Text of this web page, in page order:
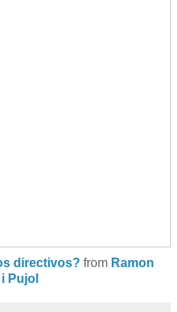
directivos? from Ramon
Pujol